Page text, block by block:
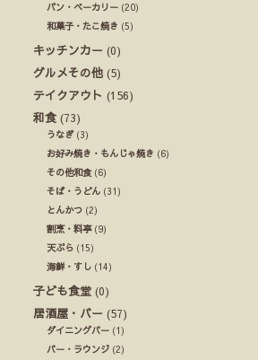
パン・ベーカリー (20)
和菓子・たこ焼き (5)
キッチンカー (0)
グルメその他 (5)
テイクアウト (156)
和食 (73)
うなぎ(3)
お好み焼き・もんじゃ焼き (6)
その他和食(6)
そば・うどん (31)
とんかつ (2)
割烹・料亭(9)
天ぷら (15)
海鮮・すし (14)
子ども食堂 (0)
居酒屋・バー (57)
ダイニングバー (1)
バー・ラウンジ (2)